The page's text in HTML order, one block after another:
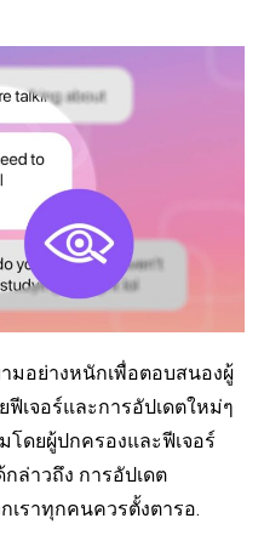
ามอย่างหนักเพื่อตอบสนองผู้
เจอร์และการอัปเดตใหม่ๆ
โดยผู้ปกครองและฟีเจอร์
ล่าวถึง การอัปเดต
เราทุกคนควรตั้งตารอ.